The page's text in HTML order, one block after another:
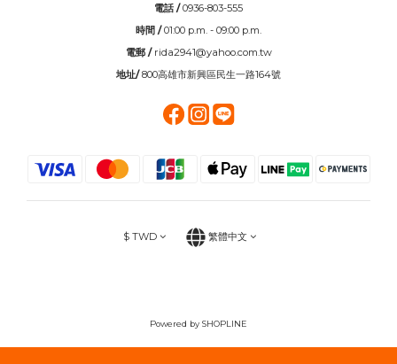
電話 /0936-803-555
時間 /01:00 p.m. - 09:00 p.m.
電郵 / rida2941@yahoo.com.tw
地址/800高雄市新興區民生一路164號
$ TWD 繁體中文
Powered by SHOPLINE